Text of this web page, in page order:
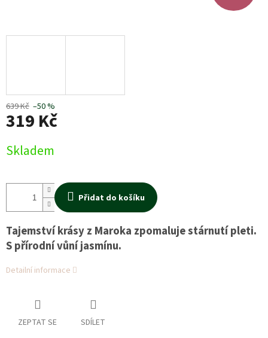
639 Kč –50 %
319 Kč
cena:
Skladem
Přidat do košíku
Tajemství krásy z Maroka zpomaluje stárnutí pleti.
S přírodní vůní jasmínu.
Detailní informace
ZEPTAT SE SDÍLET